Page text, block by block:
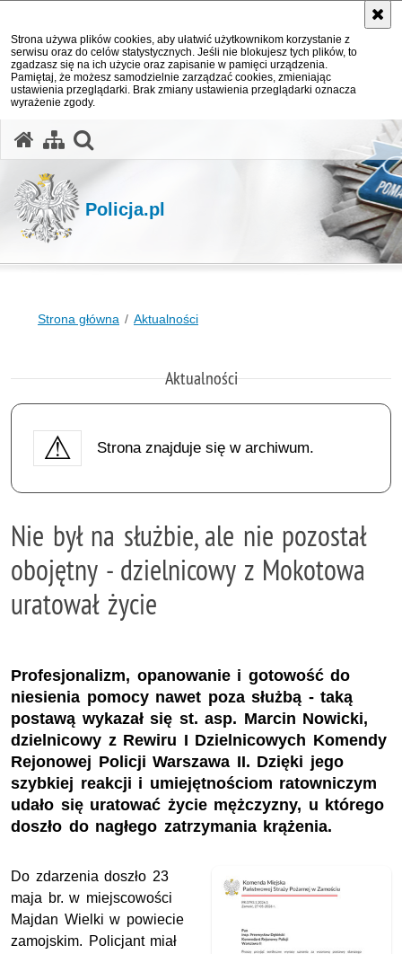
Strona używa plików cookies, aby ułatwić użytkownikom korzystanie z
serwisu oraz do celów statystycznych. Jeśli nie blokujesz tych plików, to
zgadzasz się na ich użycie oraz zapisanie w pamięci urządzenia.
Pamiętaj, że możesz samodzielnie zarządzać cookies, zmieniając
ustawienia przeglądarki. Brak zmiany ustawienia przeglądarki oznacza
wyrażenie zgody.
Policja.pl
Strona główna Aktualności
Aktualności
Strona znajduje się w archiwum.
Nie był na służbie, ale nie pozostał
obojętny - dzielnicowy z Mokotowa
uratował życie
Profesjonalizm, opanowanie i gotowość do
niesienia pomocy nawet poza służbą - taką
postawą wykazał się st. asp. Marcin Nowicki,
dzielnicowy z Rewiru I Dzielnicowych Komendy
Rejonowej Policji Warszawa II. Dzięki jego
szybkiej reakcji i umiejętnościom ratowniczym
udało się uratować życie mężczyzny, u którego
doszło do nagłego zatrzymania krążenia.
Do zdarzenia doszło 23
maja br. w miejscowości
Majdan Wielki w powiecie
zamojskim. Policjant miał